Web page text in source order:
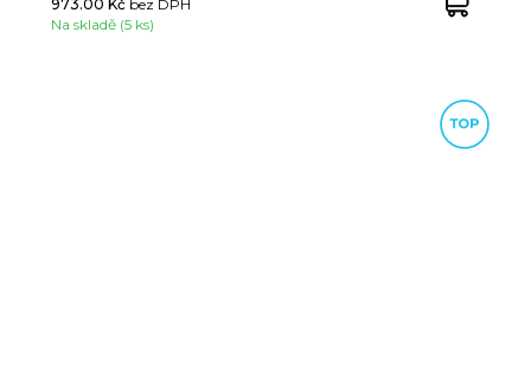
973.00 Kč bez DPH
Na skladě (5 ks)